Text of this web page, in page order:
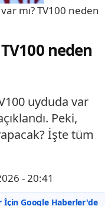
mı? TV100 neden
neden
uyduda var
Peki,
İşte tüm
- 20:41
İçin Google Haberler'de